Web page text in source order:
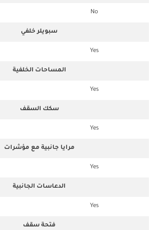
No
سبويلر خلفي
Yes
المساحات الخلفية
Yes
سكك السقف
Yes
مرايا جانبية مع مؤشرات
Yes
الدعاسات الجانبية
Yes
فتحة سقف